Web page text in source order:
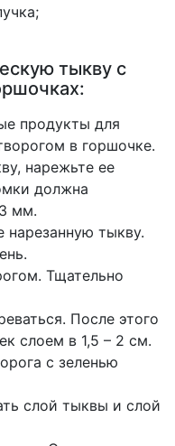
тыкву с
продукты для
в горшочке.
нарежьте ее
должна
мм.
тыкву.
Тщательно
После этого
слоем в 1,5 – 2 см.
с зеленью
слой тыквы и слой